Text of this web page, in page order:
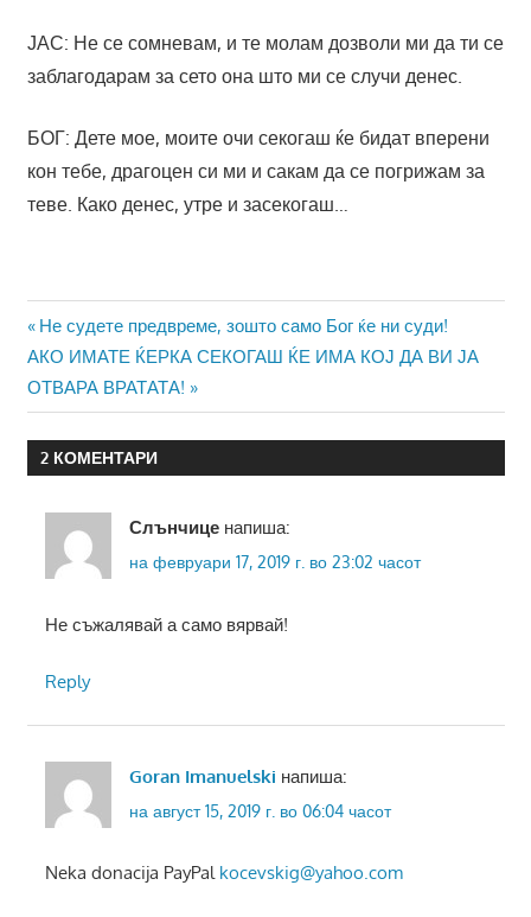
ЈАС: Не се сомневам, и те молам дозволи ми да ти се
заблагодарам за сето она што ми се случи денес.
БОГ: Дете мое, моите очи секогаш ќе бидат вперени
кон тебе, драгоцен си ми и сакам да се погрижам за
теве. Како денес, утре и засекогаш…
Навигација
на
напис
Previous
Post:
Не судете предвреме, зошто само Бог ќе ни суди!
Next
Post:
АКО ИМАТЕ ЌЕРКА СЕКОГАШ ЌЕ ИМА КОЈ ДА ВИ ЈА
ОТВАРА ВРАТАТА!
2 КОМЕНТАРИ
Слънчице напиша:
на февруари 17, 2019 г. во 23:02 часот
Не съжалявай а само вярвай!
Reply
Goran Imanuelski напиша:
на август 15, 2019 г. во 06:04 часот
Neka donacija PayPal kocevskig@yahoo.com